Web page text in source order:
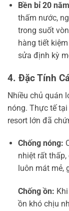
Bền bỉ 20
thấm nước,
trong suốt
hàng tiết
sửa định kỳ
4. Đặc Tính
Nhiều chủ quán
nóng. Thực tế
resort lớn đã
Chống nóng:
nhiệt rất
luôn mát mẻ,
Chống ồn:
ồn khó chịu